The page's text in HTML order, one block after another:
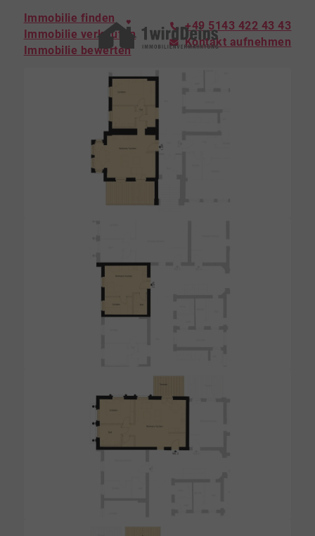
Immobilie finden
Immobilie verkaufen
Immobilie bewerten
+49 5143 422 43 43
Kontakt aufnehmen